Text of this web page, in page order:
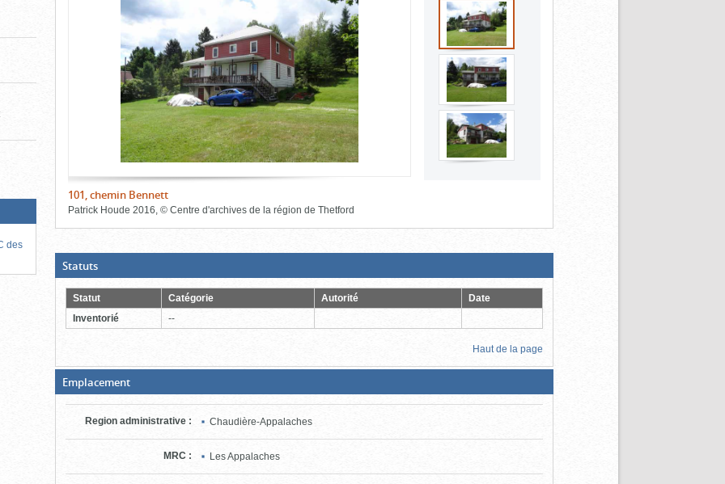
des
contenu)
le
contenu)
l'onglet
101, chemin Bennett
Patrick Houde 2016 © Centre d'archives de la région de Thetford
bloc
d'onglets
Statuts(Boite
ouverte,
cliquer
pour
fermer)
Statut Catégorie Autorité
Date
Inventorié
--
Haut de la page
Emplacement(Boite
ouverte,
cliquer
pour
fermer)
Region administrative : Chaudière-Appalaches
MRC : Les Appalaches